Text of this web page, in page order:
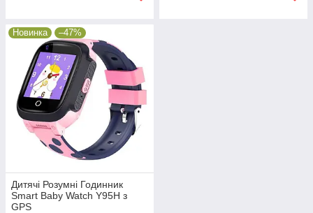
Новинка –47%
Дитячі Розумні Годинник
Smart Baby Watch Y95H з
GPS